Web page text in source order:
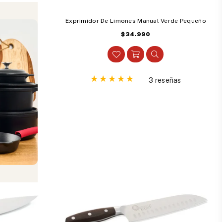
Exprimidor De Limones Manual Verde Pequeño
Precio
$34.990
3 reseñas